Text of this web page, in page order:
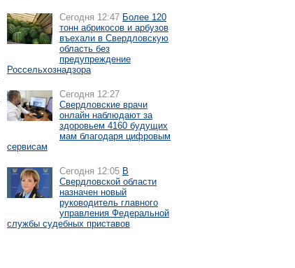
Сегодня 12:47 Более 120
тонн абрикосов и арбузов
въехали в Свердловскую
область без
предупреждение
Россельхознадзора
Сегодня 12:27
Свердловские врачи
онлайн наблюдают за
здоровьем 4160 будущих
мам благодаря цифровым
сервисам
Сегодня 12:05 В
Свердловской области
назначен новый
руководитель главного
управления Федеральной
службы судебных приставов